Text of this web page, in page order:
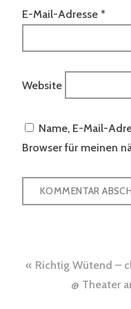
E-Mail-Adresse *
Website
Name, E-Mail-
Browser für meinen
Richtig Wütend –
@ Theater